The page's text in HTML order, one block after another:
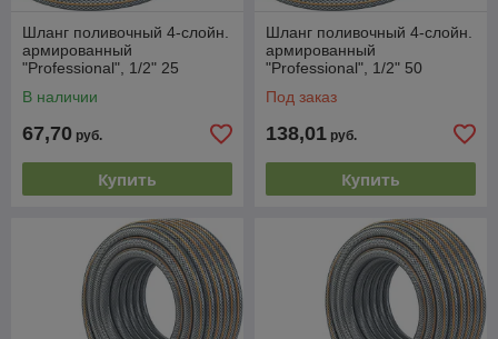
Шланг поливочный 4-слойн.
армированный
"Professional", 1/2" 25
В наличии
67,70 руб.
Купить
Шланг поливочный 4-слойн.
армированный
"Professional", 1/2" 50
Под заказ
138,01 руб.
Купить